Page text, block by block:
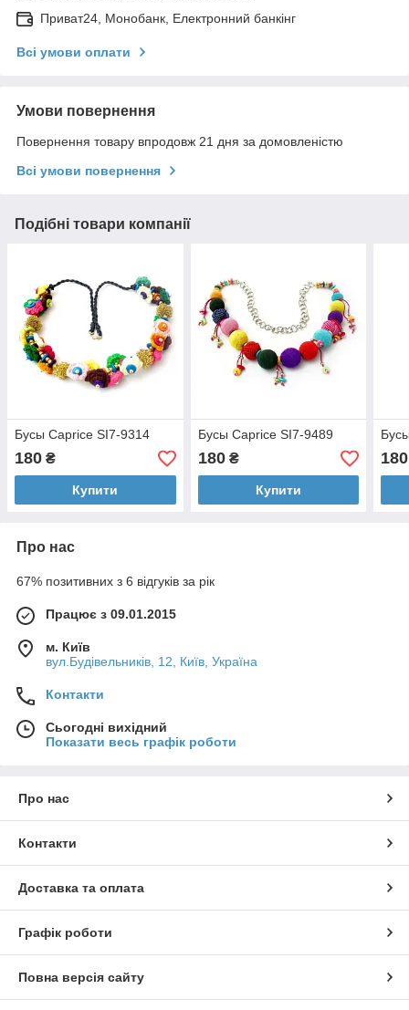
Приват24, Монобанк, Електронний банкінг
Всі умови оплати
Умови повернення
Повернення товару впродовж 21 дня за домовленістю
Всі умови повернення
Подібні товари компанії
Бусы Caprice SI7-9314
180 ₴
Купити
Бусы Caprice SI7-9489
180₴
Купити
180
Про нас
67% позитивних з 6 відгуків за рік
Працює з 09.01.2015
м. Київ
вул.Будівельників, 12, Київ, Україна
Контакти
Сьогодні вихідний
Показати весь графік роботи
Про нас
Контакти
Доставка та оплата
Графік роботи
Повна версія сайту